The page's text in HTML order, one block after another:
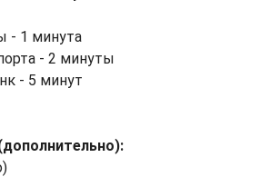
- 1 минута
- 2 минуты
- 5 минут